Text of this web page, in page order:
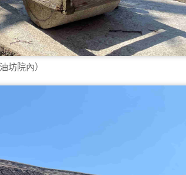
油坊院內）